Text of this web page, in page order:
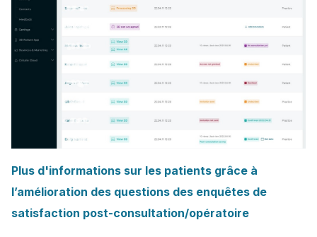
Plus d'informations sur les patients grâce à
l’amélioration des questions des enquêtes de
satisfaction post-consultation/opératoire